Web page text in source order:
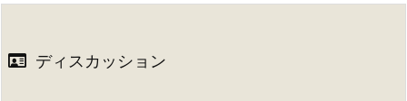
ディスカッション